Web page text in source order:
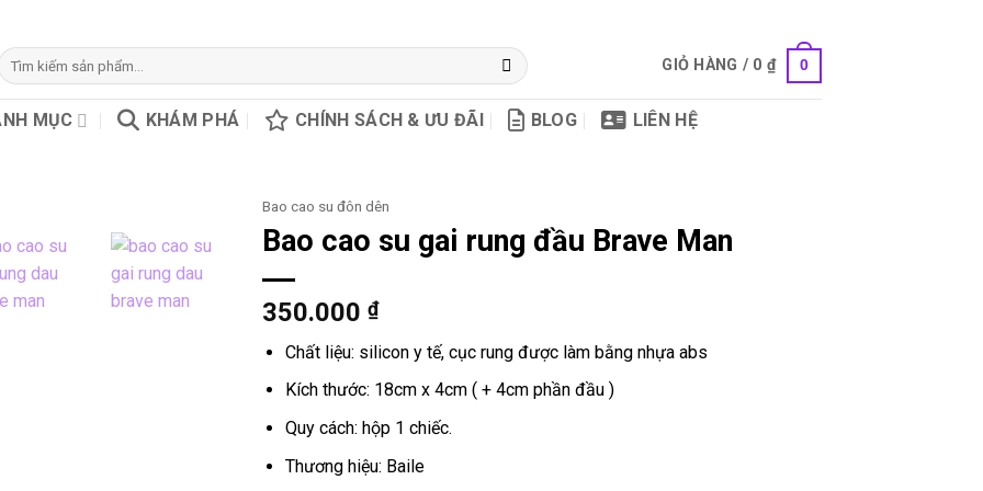
Tìm
kiếm:
GIỎ HÀNG / 0₫ 0
MỤC KHÁM PHÁ CHÍNH SÁCH & ƯU ĐÃI BLOG LIÊN HỆ
Bao cao su đôn dên
Bao cao su gai rung đầu Brave Man
350.000 ₫
Chất liệu: silicon y tế, cục rung được làm bằng nhựa abs
Kích thước: 18cm x 4cm ( + 4cm phần đầu )
Quy cách: hộp 1 chiếc.
Thương hiệu: Baile